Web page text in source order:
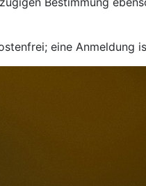
eine Anmeldung